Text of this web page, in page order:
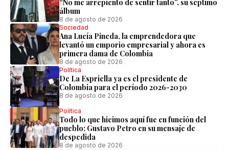
“No me arrepiento de sentir tanto”, su séptimo
álbum
8 de agosto de 2026
Sociedad
Ana Lucía Pineda, la emprendedora que
levantó un emporio empresarial y ahora es
primera dama de Colombia
8 de agosto de 2026
Política
De La Espriella ya es el presidente de
Colombia para el período 2026-2030
8 de agosto de 2026
Política
Todo lo que hicimos aquí fue en función del
pueblo: Gustavo Petro en su mensaje de
despedida
8 de agosto de 2026